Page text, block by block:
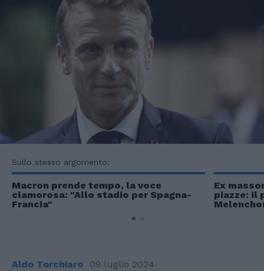
Sullo stesso argomento:
Macron prende tempo, la voce
clamorosa: "Allo stadio per Spagna-
Francia"
Ex
piazze: il
Aldo Torchiaro 09 luglio 2024